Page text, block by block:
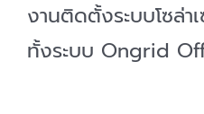
งานติดตั้งระบบโซล่
ทั้งระบบ Ongrid